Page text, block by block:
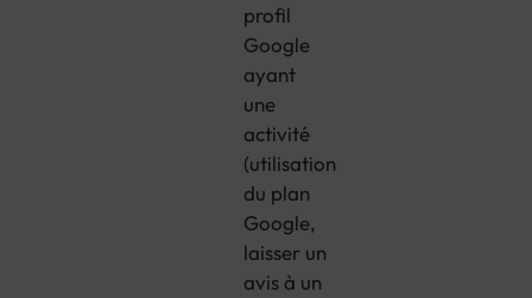
profil
Google
ayant
une
activité
(utilisation
du plan
Google,
laisser un
avis à un